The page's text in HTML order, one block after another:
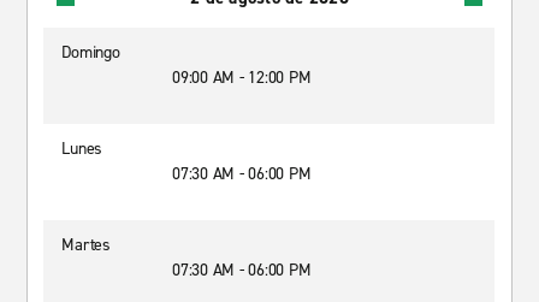
Domingo
09:00 AM - 12:00 PM
Lunes
07:30 AM - 06:00 PM
Martes
07:30 AM - 06:00 PM